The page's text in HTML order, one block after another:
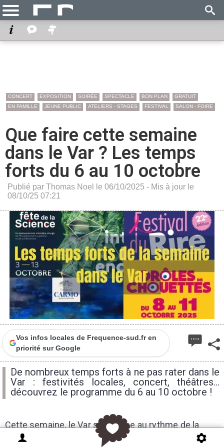
CONCERT EXPOSITION SOIRÉE SPECTACLE BON PLAN
GRATUIT
EN FAMILLE
JEUNE PUBLIC ATELIERS - STAGES FESTIVAL SALON - FOIRE
Que faire cette semaine
dans le Var ? Les temps
forts du 6 au 10 octobre
Publié par Thomas Noel le 06/10/2025 - Mis à jour le
08/10/25 07:21
Vos infos locales de Frequence-sud.fr en
priorité sur Google
De nombreux temps forts à ne pas rater dans le
Var : festivités locales, concert, théâtres...
découvrez le programme du 6 au 10 octobre !
Cette semaine, le Var s’embrase au rythme de la
Fête de la Science, des concerts, pièces de théâtre,